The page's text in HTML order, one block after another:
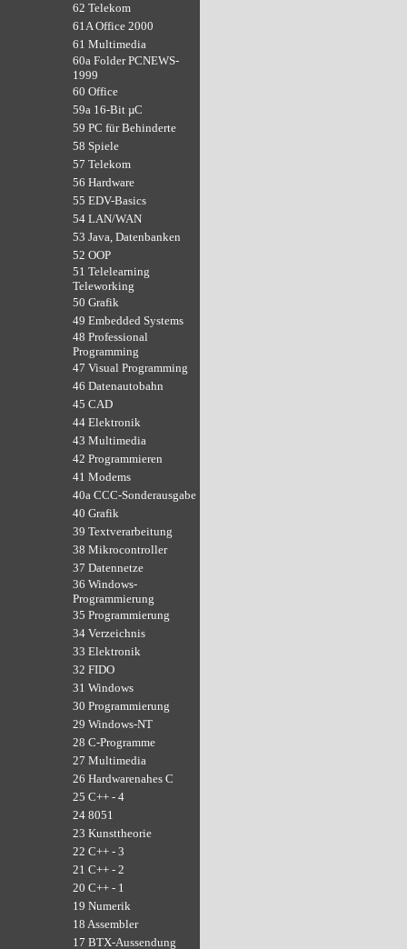
62 Telekom
61A Office 2000
61 Multimedia
60a Folder PCNEWS-
1999
60 Office
59a 16-Bit µC
59 PC für Behinderte
58 Spiele
57 Telekom
56 Hardware
55 EDV-Basics
54 LAN/WAN
53 Java, Datenbanken
52 OOP
51 Telelearning
Teleworking
50 Grafik
49 Embedded Systems
48 Professional
Programming
47 Visual Programming
46 Datenautobahn
45 CAD
44 Elektronik
43 Multimedia
42 Programmieren
41 Modems
40a CCC-Sonderausgabe
40 Grafik
39 Textverarbeitung
38 Mikrocontroller
37 Datennetze
36 Windows-
Programmierung
35 Programmierung
34 Verzeichnis
33 Elektronik
32 FIDO
31 Windows
30 Programmierung
29 Windows-NT
28 C-Programme
27 Multimedia
26 Hardwarenahes C
25 C++ - 4
24 8051
23 Kunsttheorie
22 C++ - 3
21 C++ - 2
20 C++ - 1
19 Numerik
18 Assembler
17 BTX-Aussendung